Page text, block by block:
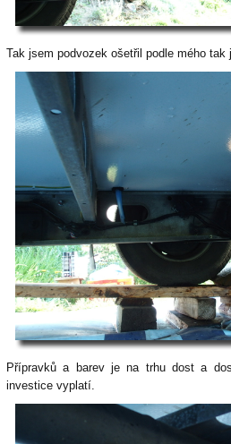
Tak jsem podvozek ošetřil podle mého tak
Přípravků a barev je na trhu dost a
investice vyplatí.